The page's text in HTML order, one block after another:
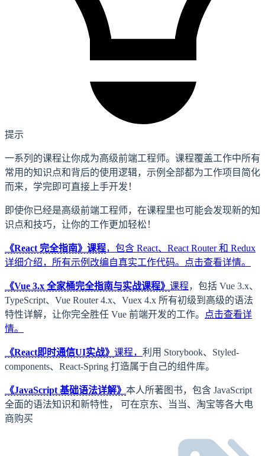
提示
一系列的课程让你成为高级前端工程师。课程覆盖工作中所有
常用的知识点和背后的使用逻辑，示例全部都为工作项目简化
而来，学完即可直接上手开发！
即使你已经是高级前端工程师，在课程里也可能会发现新的知
识点和技巧，让你的工作更加轻松！
《React 完全指南》课程，包含 React、React Router 和 Redux
详细介绍，所有示例改编自真实工作代码。
点击查看详情。
《Vue 3.x 全家桶完全指南与实战课程》 课程，包括 Vue 3.x、
TypeScript、Vue Router 4.x、Vuex 4.x 所有初级到高级的语法
特性详解，让你完全胜任 Vue 前端开发的工作。
点击查看详
情。
《React即时通信UI实战》 课程， 利用 Storybook、Styled-
components、React-Spring 打造属于自己的组件库。
《JavaScript 基础语法详解》 本人所著图书，包含 JavaScript
全面的语法知识和新特性， 可在京东、当当、淘宝等各大电
商购买